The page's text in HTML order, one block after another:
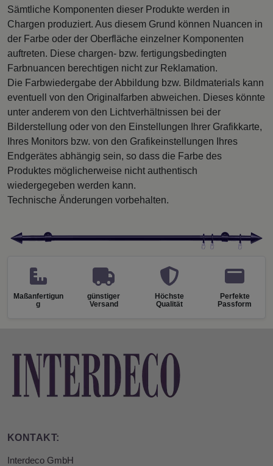
Sämtliche Komponenten dieser Produkte werden in
Chargen produziert. Aus diesem Grund können Nuancen in
der Farbe oder der Oberfläche einzelner Komponenten
auftreten. Diese chargen- bzw. fertigungsbedingten
Farbnuancen berechtigen nicht zur Reklamation.
Die Farbwiedergabe der Abbildung bzw. Bildmaterials kann
eventuell von den Originalfarben abweichen. Dieses könnte
unter anderem von den Lichtverhältnissen bei der
Bilderstellung oder von den Einstellungen Ihrer Grafikkarte,
Ihres Monitors bzw. von den Grafikeinstellungen Ihres
Endgerätes abhängig sein, so dass die Farbe des
Produktes möglicherweise nicht authentisch
wiedergegeben werden kann.
Technische Änderungen vorbehalten.
Maßanfertigun
g
günstiger
Versand
Höchste
Qualität
Perfekte
Passform
KONTAKT:
Interdeco GmbH